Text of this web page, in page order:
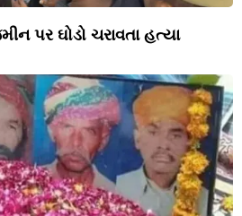
પર ઘોડો ચરાવતા હત્યા